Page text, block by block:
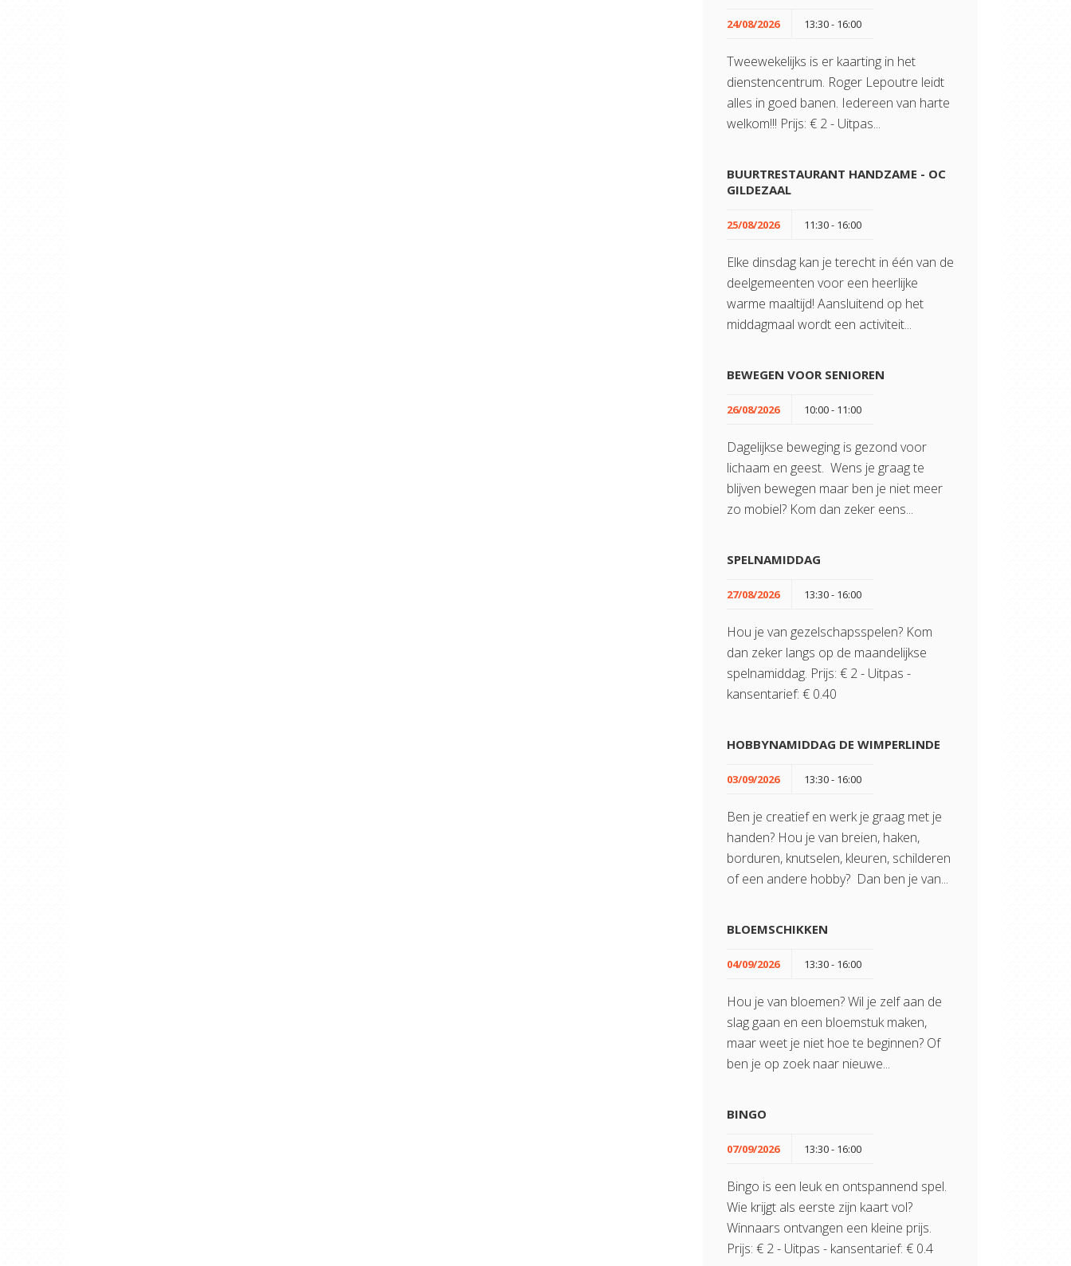
24/08/2026 13:30 - 16:00
Tweewekelijks is er kaarting in het
dienstencentrum. Roger Lepoutre leidt
alles in goed banen. Iedereen van harte
welkom!!! Prijs: € 2 - Uitpas...
BUURTRESTAURANT HANDZAME - OC
GILDEZAAL
25/08/2026 11:30 - 16:00
Elke dinsdag kan je terecht in één van de
deelgemeenten voor een heerlijke
warme maaltijd! Aansluitend op het
middagmaal wordt een activiteit...
BEWEGEN VOOR SENIOREN
26/08/2026 10:00 - 11:00
Dagelijkse beweging is gezond voor
lichaam en geest. Wens je graag te
blijven bewegen maar ben je niet meer
zo mobiel? Kom dan zeker eens...
SPELNAMIDDAG
27/08/2026 13:30 - 16:00
Hou je van gezelschapsspelen? Kom
dan zeker langs op de maandelijkse
spelnamiddag. Prijs: € 2 - Uitpas -
kansentarief: € 0.40
HOBBYNAMIDDAG DE WIMPERLINDE
03/09/2026 13:30 - 16:00
Ben je creatief en werk je graag met je
handen? Hou je van breien, haken,
borduren, knutselen, kleuren, schilderen
of een andere hobby? Dan ben je van...
BLOEMSCHIKKEN
04/09/2026 13:30 - 16:00
Hou je van bloemen? Wil je zelf aan de
slag gaan en een bloemstuk maken,
maar weet je niet hoe te beginnen? Of
ben je op zoek naar nieuwe...
BINGO
07/09/2026 13:30 - 16:00
Bingo is een leuk en ontspannend spel.
Wie krijgt als eerste zijn kaart vol?
Winnaars ontvangen een kleine prijs.
Prijs: € 2 - Uitpas - kansentarief: € 0.4